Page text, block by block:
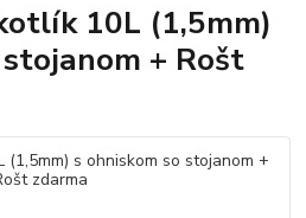
10L (1,5mm)
+ Rošt